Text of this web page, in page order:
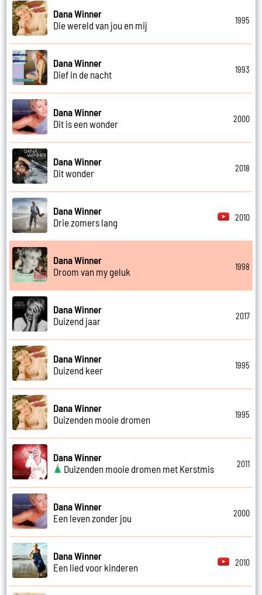
Dana Winner
Die wereld van jou en mij
1995
Dana Winner
Dief in de nacht
1993
Dana Winner
Dit is een wonder
2000
Dana Winner
Dit wonder
2018
Dana Winner
Drie zomers lang
2010
Dana Winner
Droom van my geluk
1998
Dana Winner
Duizend jaar
2017
Dana Winner
Duizend keer
1995
Dana Winner
Duizenden mooie dromen
1995
Dana Winner
Duizenden mooie dromen met Kerstmis
2011
Dana Winner
Een leven zonder jou
2000
Dana Winner
Een lied voor kinderen
2010